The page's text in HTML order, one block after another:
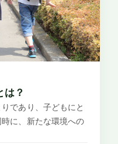
は？
であり、子どもにと
に、新たな環境への